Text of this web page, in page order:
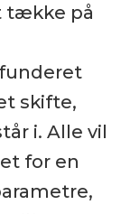
tække på
skifte,
i. Alle vil
for en